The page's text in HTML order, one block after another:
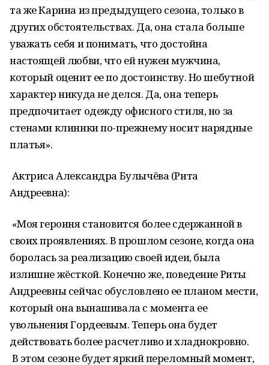
та же Карина из предыдущего сезона, только в
других обстоятельствах. Да, она стала больше
уважать себя и понимать, что достойна
настоящей любви, что ей нужен мужчина,
который оценит ее по достоинству. Но шебутной
характер никуда не делся. Да, она теперь
предпочитает одежду офисного стиля, но за
стенами клиники по-прежнему носит нарядные
платья».
Актриса Александра Булычёва (Рита
Андреевна):
«Моя героиня становится более сдержанной в
своих проявлениях. В прошлом сезоне, когда она
боролась за реализацию своей идеи, была
излишне жёсткой. Конечно же, поведение Риты
Андреевны сейчас обусловлено ее планом мести,
который она вынашивала с момента ее
увольнения Гордеевым. Теперь она будет
действовать более расчетливо и хладнокровно.
В этом сезоне будет яркий переломный момент,